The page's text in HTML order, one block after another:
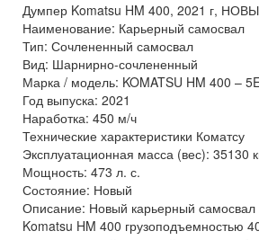
Думпер Komatsu HM 400, 2021 г,
Наименование: Карьерный самосвал
Тип: Сочлененный самосвал
Вид: Шарнирно-сочлененный
Марка / модель: KOMATSU HM 400 –
Год выпуска: 2021
Наработка: 450 м/ч
Технические характеристики Коматсу
Эксплуатационная масса (вес): 35130
Мощность: 473 л. с.
Состояние: Новый
Описание: Новый карьерный самосвал
Komatsu HM 400 грузоподъемностью